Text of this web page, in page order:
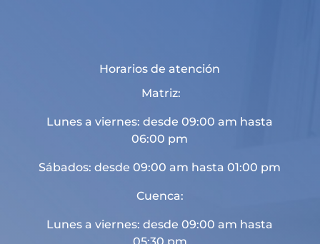
Horarios de atención
Matriz:
Lunes a viernes: desde 09:00 am hasta
06:00 pm
Sábados: desde 09:00 am hasta 01:00 pm
Cuenca:
Lunes a viernes: desde 09:00 am hasta